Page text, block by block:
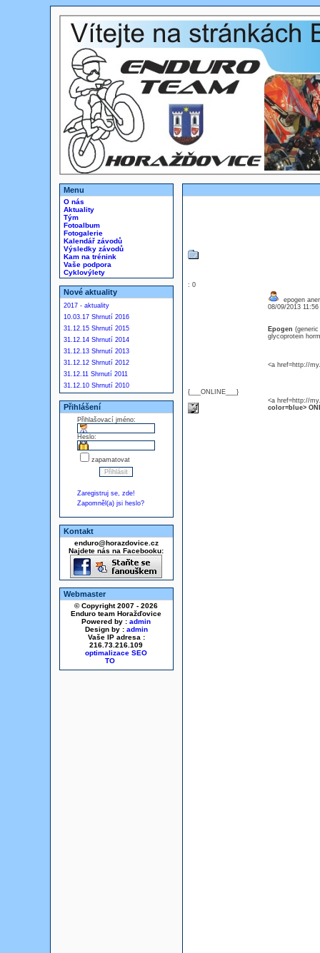
Menu
O nás
Aktuality
Tým
Fotoalbum
Fotogalerie
Kalendář závodů
Výsledky závodů
Kam na trénink
Vaše podpora
Cyklovýlety
Nové aktuality
2017 - aktuality
10.03.17 Shrnutí 2016
31.12.15 Shrnutí 2015
31.12.14 Shrnutí 2014
31.12.13 Shrnutí 2013
31.12.12 Shrnutí 2012
31.12.11 Shrnutí 2011
31.12.10 Shrnutí 2010
Přihlášení
Přihlašovací jméno:
Heslo:
zapamatovat
Zaregistruj se, zde!
Zapomněl(a) jsi heslo?
Kontakt
enduro@horazdovice.cz
Najdete nás na Facebooku:
Webmaster
© Copyright 2007 - 2026
Enduro team Horažďovice
Powered by : admin
Design by : admin
Vaše IP adresa :
216.73.216.109
optimalizace SEO
: 0
{___ONLINE___}
epogen
08/09/2013
Epogen
glycoprotein
<a href=http://
<a href=http://
color=blue>